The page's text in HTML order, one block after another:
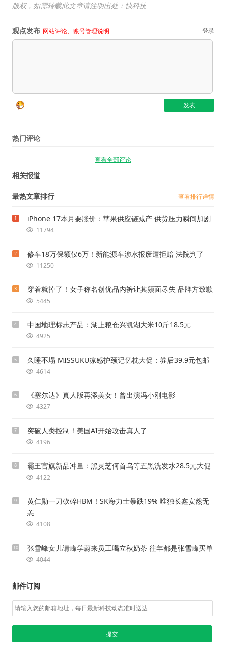
版权，如需转载此文章请注明出处：快科技
观点发布 网站评论、账号管理说明 登录
热门评论
查看全部评论
相关报道
最热文章排行 查看排行详情
1 iPhone 17本月要涨价：苹果供应链减产 供货压力瞬间加剧
11794
2 修车18万保额仅6万！新能源车涉水报废遭拒赔 法院判了
11250
3 穿着就掉了！女子称名创优品内裤让其颜面尽失 品牌方致歉
5445
4 中国地理标志产品：湖上粮仓兴凯湖大米10斤18.5元
4925
5 久睡不塌 MISSUKU凉感护颈记忆枕大促：券后39.9元包邮
4614
6 《塞尔达》真人版再添美女！曾出演冯小刚电影
4327
7 突破人类控制！美国AI开始攻击真人了
4196
8 霸王官旗新品冲量：黑灵芝何首乌等五黑洗发水28.5元大促
4122
9
黄仁勋一刀砍碎HBM！SK海力士暴跌19% 唯独长鑫安然无
恙
4108
10 张雪峰女儿请峰学蔚来员工喝立秋奶茶 往年都是张雪峰买单
4044
邮件订阅